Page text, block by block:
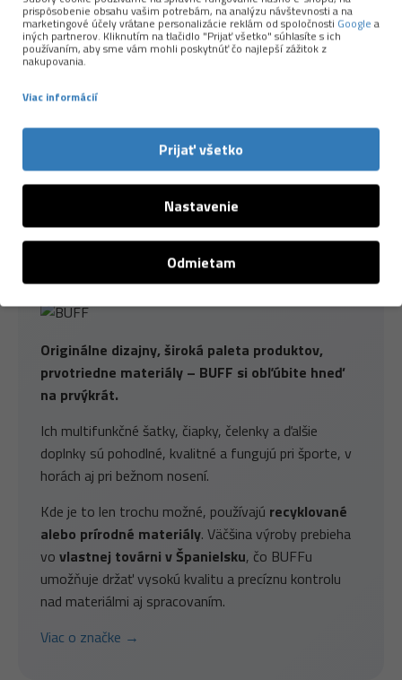
Originálne dizajny, široká paleta produktov,
prvotriedne materiály – BUFF si obľúbite hneď
na prvýkrát.
Ich multifunkčné šatky, čiapky, čelenky a ďalšie
doplnky sú pohodlné, kvalitné a fungujú pri športe, v
horách aj pri bežnom nosení.
Kde je to len trochu možné, používajú recyklované
alebo prírodné materiály. Väčšina výroby prebieha
vo vlastnej továrni v Španielsku, čo BUFFu
umožňuje držať vysokú kvalitu a precíznu kontrolu
nad materiálmi aj spracovaním.
Viac o značke →
Ultrastretchtechnológia:šatka je
„naťahovacia“ do všetkých strán, vďaka čomu sa
veľmi príjemne nosí.
materiálov
Žiadne švy.
Univerzálna veľkosť. Šatka dobre sadne
takmer väčšine dospelých.
Vyrobené v Španielsku
prispôsobenie obsahu vašim potrebám, na analýzu návštevnosti a na
marketingové účely vrátane personalizácie reklám od spoločnosti Google a
iných partnerov. Kliknutím na tlačidlo "Prijať všetko" súhlasíte s ich
používaním, aby sme vám mohli poskytnúť čo najlepší zážitok z
nakupovania.
Viac informácií
Prijať všetko
Nastavenie
Odmietam